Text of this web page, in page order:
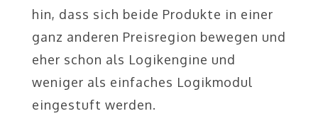
hin, dass sich beide Produkte in einer
ganz anderen Preisregion bewegen und
eher schon als Logikengine und
weniger als einfaches Logikmodul
eingestuft werden.